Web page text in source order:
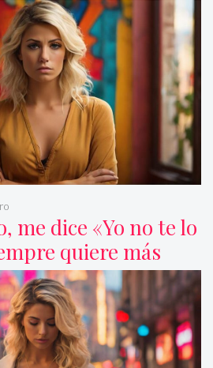
me dice «Yo no te lo
quiere más